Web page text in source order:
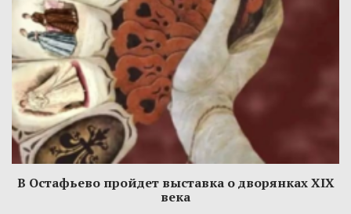
В Остафьево пройдет выставка о дворянках XIX
века